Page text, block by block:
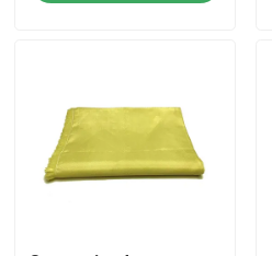
引用を要求しなさい
メタAramidの生地